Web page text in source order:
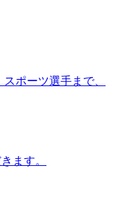
ポーツ選手まで、
ます。